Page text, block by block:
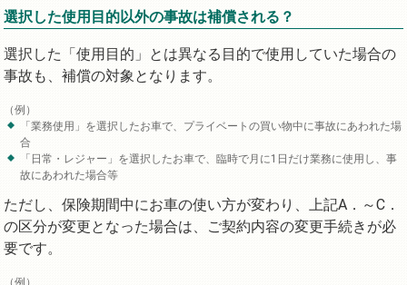
選択した使用目的以外の事故は補償される？
選択した「使用目的」とは異なる目的で使用していた場合の
事故も、補償の対象となります。
「業務使用」を選択したお車で、プライベートの買い物中に事故にあわれた場
合
「日常・レジャー」を選択したお車で、臨時で月に1日だけ業務に使用し、事
故にあわれた場合等
ただし、保険期間中にお車の使い方が変わり、上記A．～C．
の区分が変更となった場合は、ご契約内容の変更手続きが必
要です。